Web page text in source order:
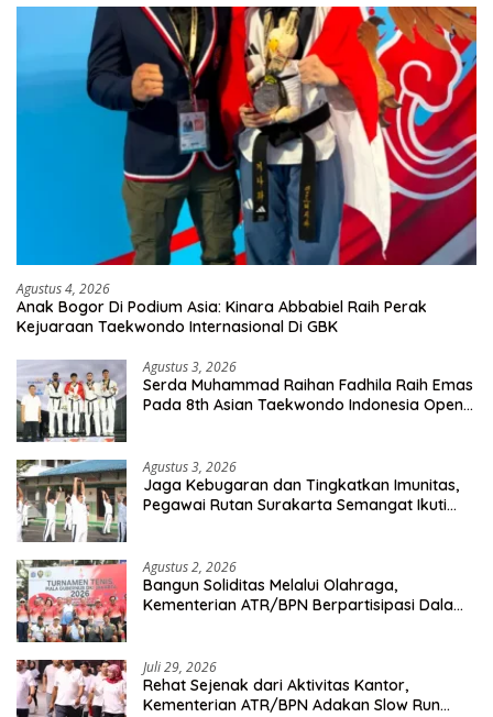
Agustus 4, 2026
Anak Bogor Di Podium Asia: Kinara Abbabiel Raih Perak
Kejuaraan Taekwondo Internasional Di GBK
Agustus 3, 2026
Serda Muhammad Raihan Fadhila Raih Emas
Pada 8th Asian Taekwondo Indonesia Open
Agustus 3, 2026
Jaga Kebugaran dan Tingkatkan Imunitas,
Pegawai Rutan Surakarta Semangat Ikuti
Agustus 2, 2026
Bangun Soliditas Melalui Olahraga,
Kementerian ATR/BPN Berpartisipasi Dalam
Juli 29, 2026
Rehat Sejenak dari Aktivitas Kantor,
Kementerian ATR/BPN Adakan Slow Run